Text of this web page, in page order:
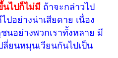
นไปก็ไม่มี ถ้าจะกล่าวไป
อย่างน่าเสียดาย เนื่อง
นอย่างพวกเราทั้งหลาย มี
ยนหมุนเวียนกันไปเป็น